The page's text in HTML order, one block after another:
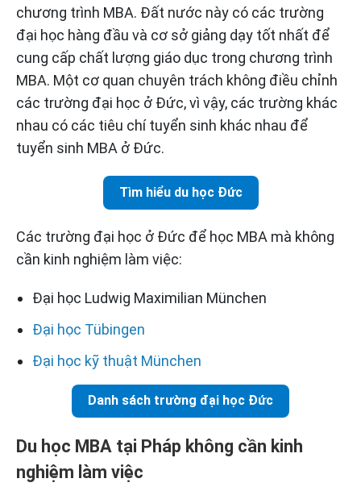
chương trình MBA. Đất nước này có các trường
đại học hàng đầu và cơ sở giảng dạy tốt nhất để
cung cấp chất lượng giáo dục trong chương trình
MBA. Một cơ quan chuyên trách không điều chỉnh
các trường đại học ở Đức, vì vậy, các trường khác
nhau có các tiêu chí tuyển sinh khác nhau để
tuyển sinh MBA ở Đức.
Tìm hiểu du học Đức
Các trường đại học ở Đức để học MBA mà không
cần kinh nghiệm làm việc:
Đại học Ludwig Maximilian München
Đại học Tübingen
Đại học kỹ thuật München
Danh sách trường đại học Đức
Du học MBA tại Pháp không cần kinh
nghiệm làm việc